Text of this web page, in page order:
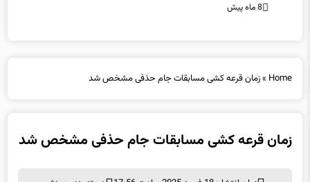
8 ماه پیش
Home
»زمان قرعه کشی مسابقات جام حذفی مشخص شد
زمان قرعه کشی مسابقات جام حذفی مشخص شد